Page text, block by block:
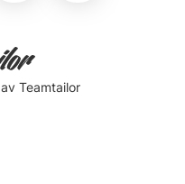
av Teamtailor